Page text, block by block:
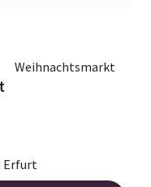
Weihnachtsmarkt
Erfurt